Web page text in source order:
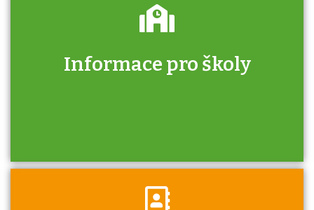
Informace pro školy
Zjistěte, jak se přihlásit ke zkoušce a kde